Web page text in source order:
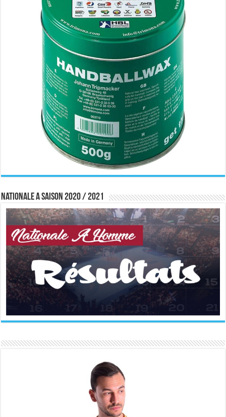
Nationale A saison 2020 / 2021